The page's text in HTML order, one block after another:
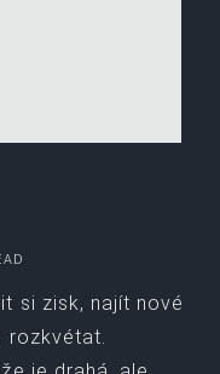
si zisk, najít nové
rozkvétat.